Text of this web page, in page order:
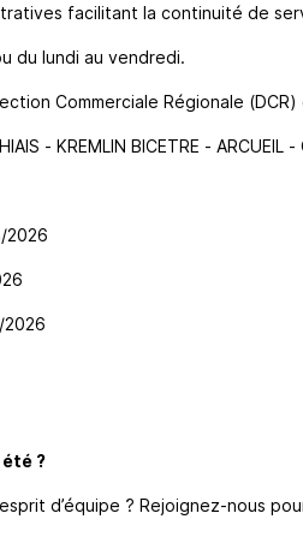
facilitant la continuité de
du lundi au vendredi.
Commerciale Régionale
- KREMLIN BICETRE - ARCUEIL -
2026
?
d’équipe ? Rejoignez-nous